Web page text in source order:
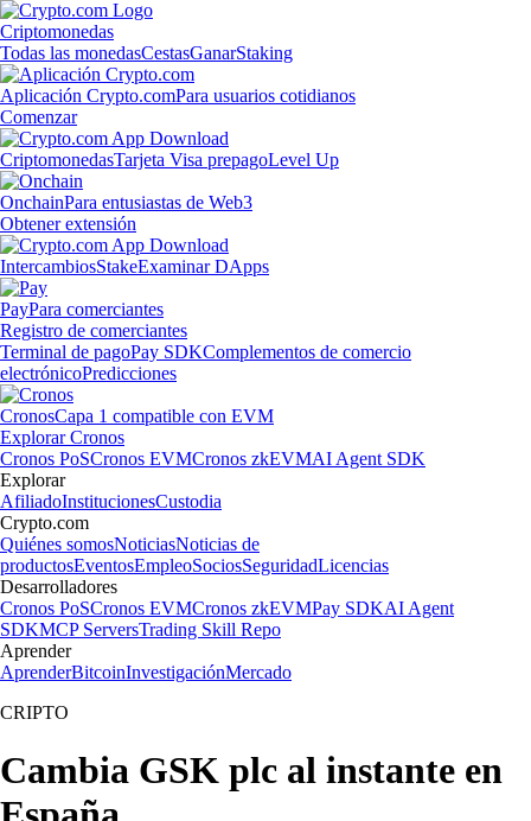
Criptomonedas
Todas las monedasCestasGanarStaking
Aplicación Crypto.comPara usuarios cotidianos
Comenzar
CriptomonedasTarjeta Visa prepagoLevel Up
OnchainPara entusiastas de Web3
Obtener extensión
IntercambiosStakeExaminar DApps
PayPara comerciantes
Registro de comerciantes
Terminal de pagoPay SDKComplementos de comercio
electrónicoPredicciones
CronosCapa 1 compatible con EVM
Explorar Cronos
Cronos PoSCronos EVMCronos zkEVMAI Agent SDK
Explorar
AfiliadoInstitucionesCustodia
Crypto.com
Quiénes somosNoticiasNoticias de
productosEventosEmpleoSociosSeguridadLicencias
Desarrolladores
Cronos PoSCronos EVMCronos zkEVMPay SDKAI Agent
SDKMCP ServersTrading Skill Repo
Aprender
AprenderBitcoinInvestigaciónMercado
CRIPTO
Cambia GSK plc al instante en